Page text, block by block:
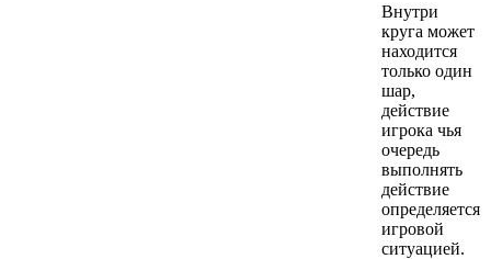
Внутри
круга может
находится
только один
шар,
действие
игрока чья
очередь
выполнять
действие
определяется
игровой
ситуацией.